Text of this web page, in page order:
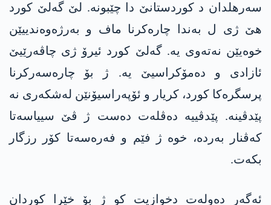
سەرھلدان د کوردستانێ دا چێبونە. لێ گەلێ کورد
ھێ ژی ل بەندا چارەکرنا ماف و بەرژەوەندییێن
خوەیێن نەتەوی یە. گەلێ کورد ئیرۆ ژی چاڤەرێیێ
ئازادی و دەمۆکراسیێ یە. ژ بۆ چارەسەرکرنا
پرسگرەکا کورد، کریار و ئۆپەراسیۆنێن لەشکەری نە
پێدڤینە. پێدڤییە دەڤلەت دەست ژ ڤێ سییاسەتا
کەڤنار بەردە، خوە ژ فێم و فەرەسەتا کۆر رزگار
بکەت.
ئەگەر دەولەت دخوازیت کو ژ بۆ خێرا کوردان